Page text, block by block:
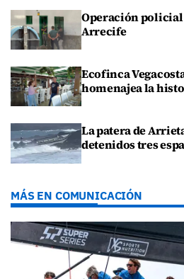
Operación policial
Arrecife
Ecofinca
homenajea la
La patera de
detenidos tres
MÁS EN COMUNICACIÓN